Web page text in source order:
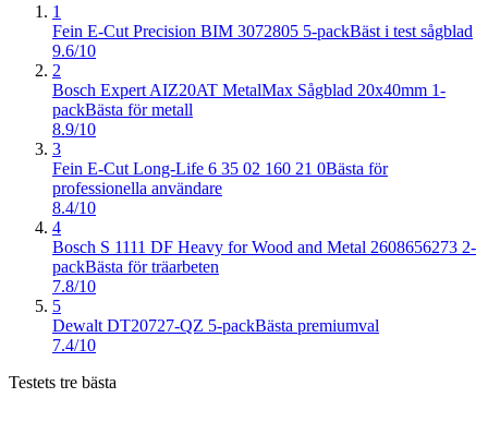
1
Fein E-Cut Precision BIM 3072805 5-packBäst i test sågblad
9.6/10
2
Bosch Expert AIZ20AT MetalMax Sågblad 20x40mm 1-
packBästa för metall
8.9/10
3
Fein E-Cut Long-Life 6 35 02 160 21 0Bästa för
professionella användare
8.4/10
4
Bosch S 1111 DF Heavy for Wood and Metal 2608656273 2-
packBästa för träarbeten
7.8/10
5
Dewalt DT20727-QZ 5-packBästa premiumval
7.4/10
Testets tre bästa